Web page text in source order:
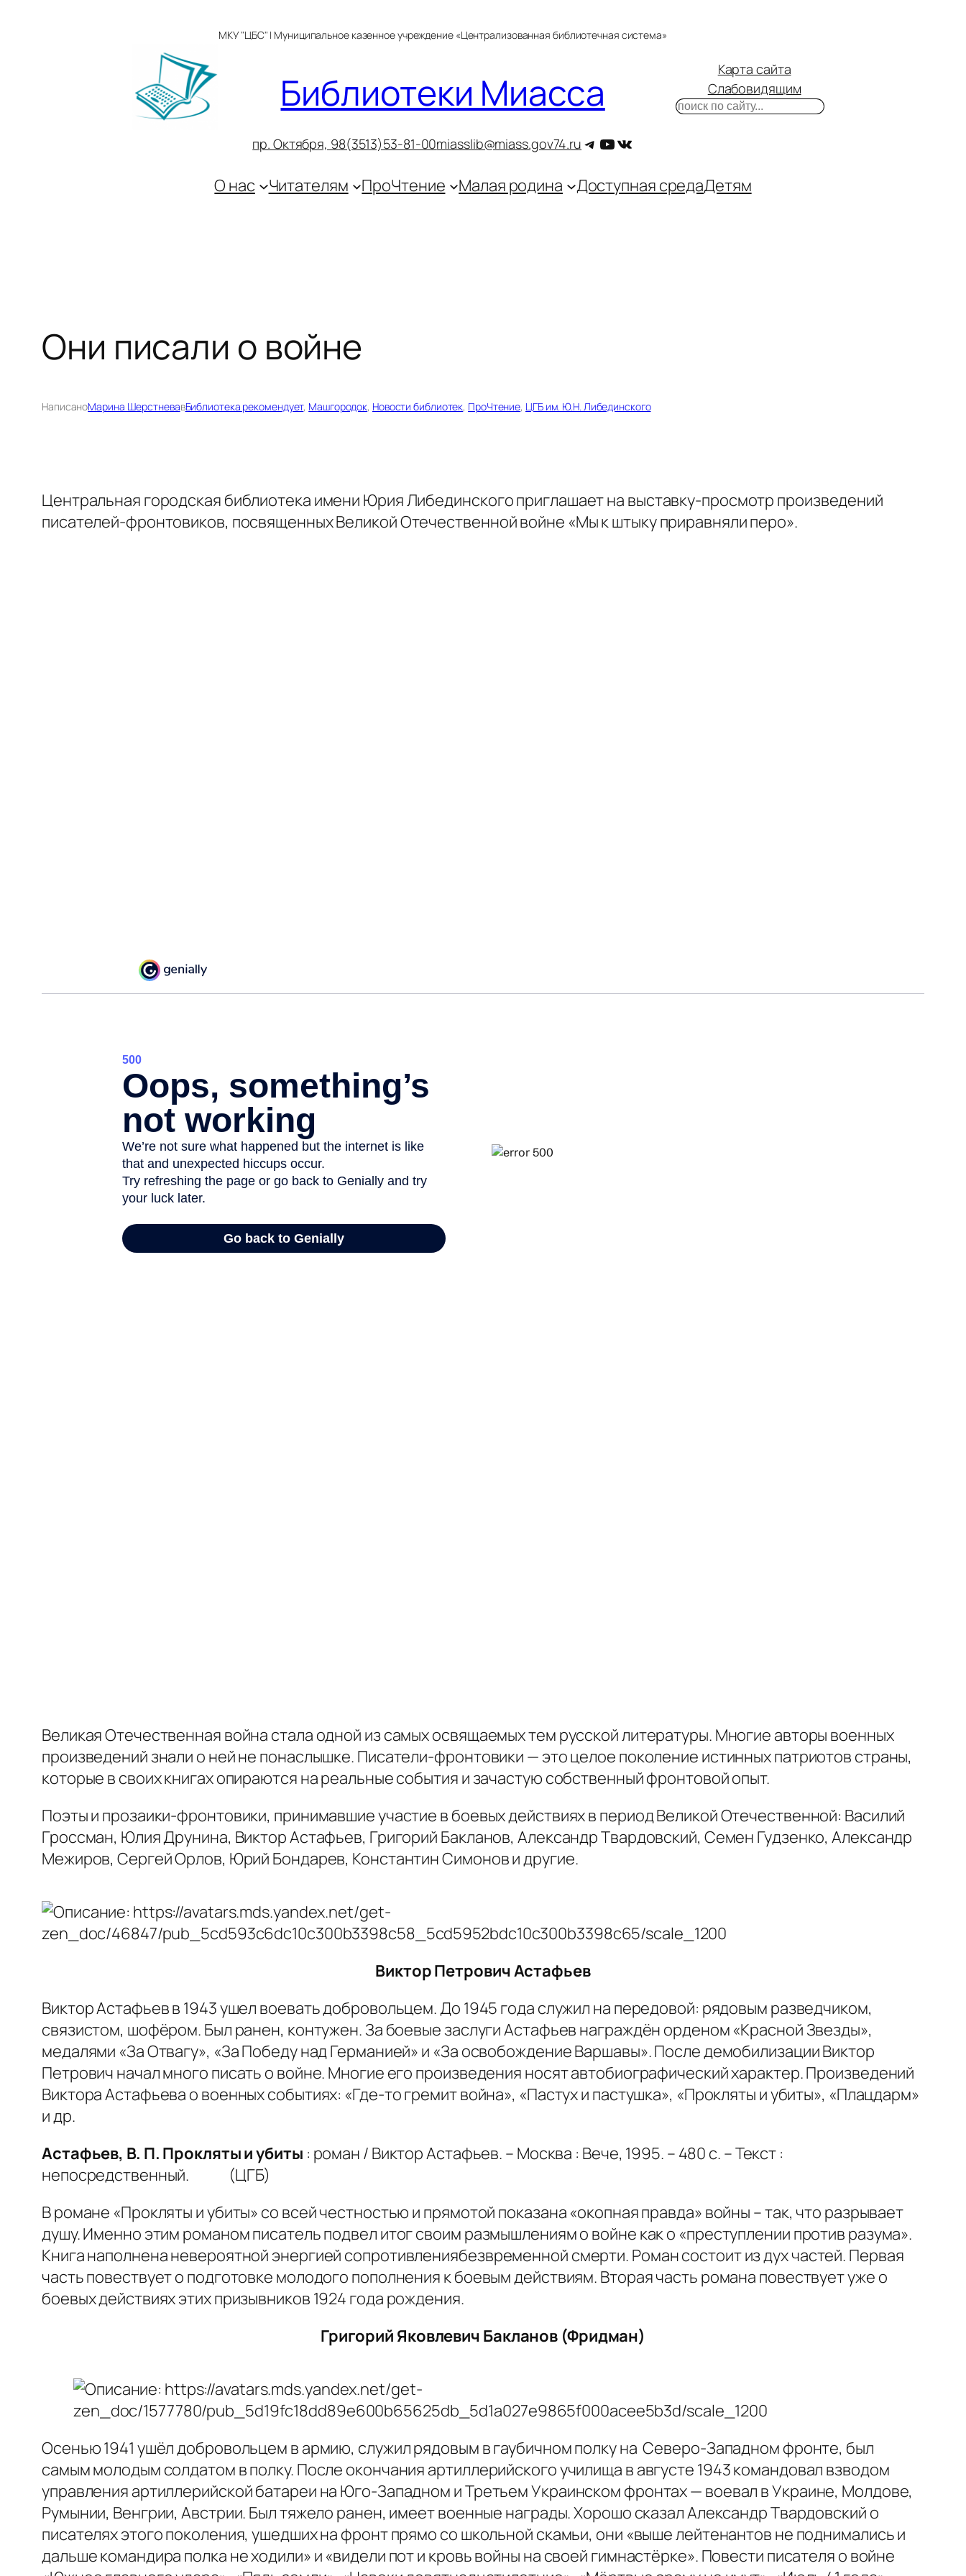
МКУ "ЦБС" | Муниципальное казенное учреждение «Централизованная библиотечная система»
Библиотеки Миасса
пр. Октября, 98(3513)53-81-00miasslib@miass.gov74.ru Telegram
YouTube
ВКонтакте
Карта сайта
Слабовидящим
Поиск
О нас Читателям ПроЧтение Малая родина Доступная средаДетям
Они писали о войне
НаписаноМарина ШерстневавБиблиотека рекомендует, Машгородок, Новости библиотек, ПроЧтение, ЦГБ им. Ю.Н. Либединского
Центральная городская библиотека имени Юрия Либединского приглашает на выставку-просмотр произведений
писателей-фронтовиков, посвященных Великой Отечественной войне «Мы к штыку приравняли перо».
Великая Отечественная война стала одной из самых освящаемых тем русской литературы. Многие авторы военных
произведений знали о ней не понаслышке. Писатели-фронтовики — это целое поколение истинных патриотов страны,
которые в своих книгах опираются на реальные события и зачастую собственный фронтовой опыт.
Поэты и прозаики-фронтовики, принимавшие участие в боевых действиях в период Великой Отечественной: Василий
Гроссман, Юлия Друнина, Виктор Астафьев, Григорий Бакланов, Александр Твардовский, Семен Гудзенко, Александр
Межиров, Сергей Орлов, Юрий Бондарев, Константин Симонов и другие.
Виктор Петрович Астафьев
Виктор Астафьев в 1943 ушел воевать добровольцем. До 1945 года служил на передовой: рядовым разведчиком,
связистом, шофёром. Был ранен, контужен. За боевые заслуги Астафьев награждён орденом «Красной Звезды»,
медалями «За Отвагу», «За Победу над Германией» и «За освобождение Варшавы». После демобилизации Виктор
Петрович начал много писать о войне. Многие его произведения носят автобиографический характер. Произведений
Виктора Астафьева о военных событиях: «Где-то гремит война», «Пастух и пастушка», «Прокляты и убиты», «Плацдарм»
и др.
Астафьев, В. П. Прокляты и убиты : роман / Виктор Астафьев. – Москва : Вече, 1995. – 480 с. – Текст :
непосредственный. (ЦГБ)
В романе «Прокляты и убиты» со всей честностью и прямотой показана «окопная правда» войны – так, что разрывает
душу. Именно этим романом писатель подвел итог своим размышлениям о войне как о «преступлении против разума».
Книга наполнена невероятной энергией сопротивлениябезвременной смерти. Роман состоит из дух частей. Первая
часть повествует о подготовке молодого пополнения к боевым действиям. Вторая часть романа повествует уже о
боевых действиях этих призывников 1924 года рождения.
Григорий Яковлевич Бакланов (Фридман)
Осенью 1941 ушёл добровольцем в армию, служил рядовым в гаубичном полку на Северо-Западном фронте, был
самым молодым солдатом в полку. После окончания артиллерийского училища в августе 1943 командовал взводом
управления артиллерийской батареи на Юго-Западном и Третьем Украинском фронтах — воевал в Украине, Молдове,
Румынии, Венгрии, Австрии. Был тяжело ранен, имеет военные награды. Хорошо сказал Александр Твардовский о
писателях этого поколения, ушедших на фронт прямо со школьной скамьи, они «выше лейтенантов не поднимались и
дальше командира полка не ходили» и «видели пот и кровь войны на своей гимнастёрке». Повести писателя о войне